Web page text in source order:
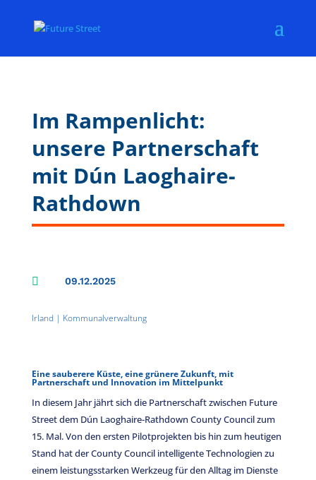
Im Rampenlicht:
unsere Partnerschaft
mit Dún Laoghaire-
Rathdown
 09.12.2025
Irland | Kommunalverwaltung
Eine sauberere Küste, eine grünere Zukunft, mit
Partnerschaft und Innovation im Mittelpunkt
In diesem Jahr jährt sich die Partnerschaft zwischen Future
Street dem Dún Laoghaire-Rathdown County Council zum
15. Mal. Von den ersten Pilotprojekten bis hin zum heutigen
Stand hat der County Council intelligente Technologien zu
einem leistungsstarken Werkzeug für den Alltag im Dienste